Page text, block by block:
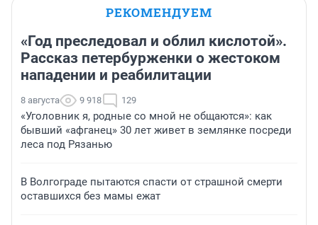
РЕКОМЕНДУЕМ
«Год преследовал и облил кислотой».
Рассказ петербурженки о жестоком
нападении и реабилитации
8 августа 9 918 129
«Уголовник я, родные со мной не общаются»: как
бывший «афганец» 30 лет живет в землянке посреди
леса под Рязанью
В Волгограде пытаются спасти от страшной смерти
оставшихся без мамы ежат